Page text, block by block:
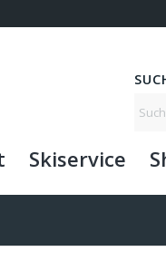
Skiservice